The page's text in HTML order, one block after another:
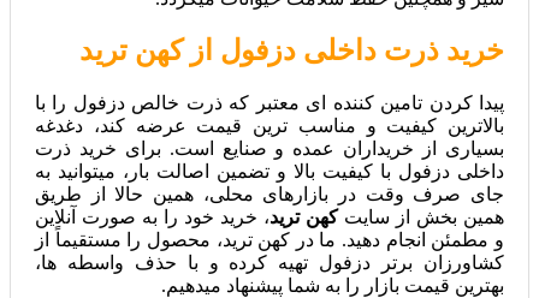
خرید ذرت داخلی دزفول از کهن ترید
پیدا کردن تامین‌ کننده‌ ای معتبر که ذرت خالص دزفول را با
بالاترین کیفیت و مناسب‌ ترین قیمت عرضه کند، دغدغه
بسیاری از خریداران عمده و صنایع است. برای خرید ذرت
داخلی دزفول با کیفیت بالا و تضمین اصالت بار، میتوانید به
جای صرف وقت در بازارهای محلی، همین حالا از طریق
همین بخش از سایتکهن ترید، خرید خود را به صورت آنلاین
و مطمئن انجام دهید. ما در کهن ترید، محصول را مستقیماً از
کشاورزان برتر دزفول تهیه کرده و با حذف واسطه‌ ها،
بهترین قیمت بازار را به شما پیشنهاد میدهیم.